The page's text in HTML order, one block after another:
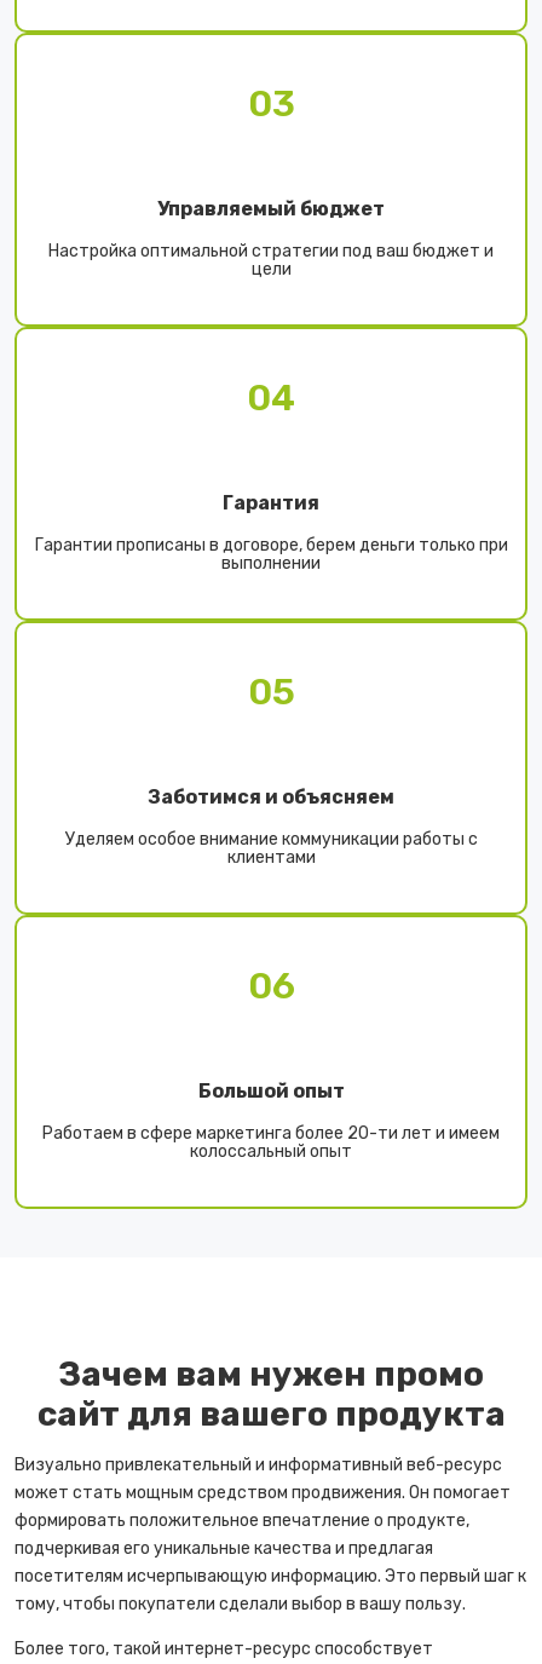
03
Управляемый бюджет
Настройка оптимальной стратегии под ваш бюджет и
цели
04
Гарантия
Гарантии прописаны в договоре, берем деньги только при
выполнении
05
Заботимся и объясняем
Уделяем особое внимание коммуникации работы с
клиентами
06
Большой опыт
Работаем в сфере маркетинга более 20-ти лет и имеем
колоссальный опыт
Зачем вам нужен промо
сайт для вашего продукта
Визуально привлекательный и информативный веб-ресурс
может стать мощным средством продвижения. Он помогает
формировать положительное впечатление о продукте,
подчеркивая его уникальные качества и предлагая
посетителям исчерпывающую информацию. Это первый шаг к
тому, чтобы покупатели сделали выбор в вашу пользу.
Более того, такой интернет-ресурс способствует